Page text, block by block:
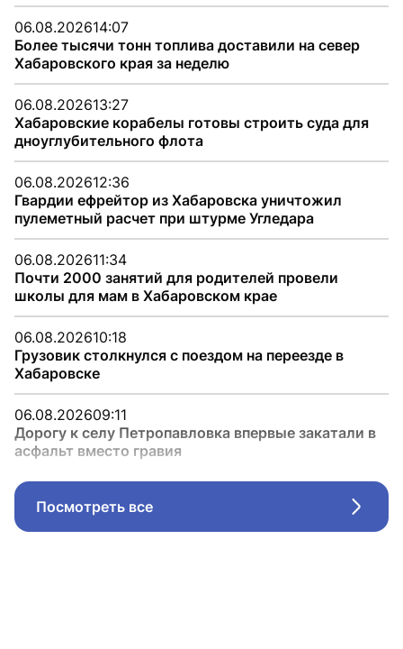
06.08.202614:07
Более тысячи тонн топлива доставили на север
Хабаровского края за неделю
06.08.202613:27
Хабаровские корабелы готовы строить суда для
дноуглубительного флота
06.08.202612:36
Гвардии ефрейтор из Хабаровска уничтожил
пулеметный расчет при штурме Угледара
06.08.202611:34
Почти 2000 занятий для родителей провели
школы для мам в Хабаровском крае
06.08.202610:18
Грузовик столкнулся с поездом на переезде в
Хабаровске
06.08.202609:11
Дорогу к селу Петропавловка впервые закатали в
асфальт вместо гравия
Посмотреть все